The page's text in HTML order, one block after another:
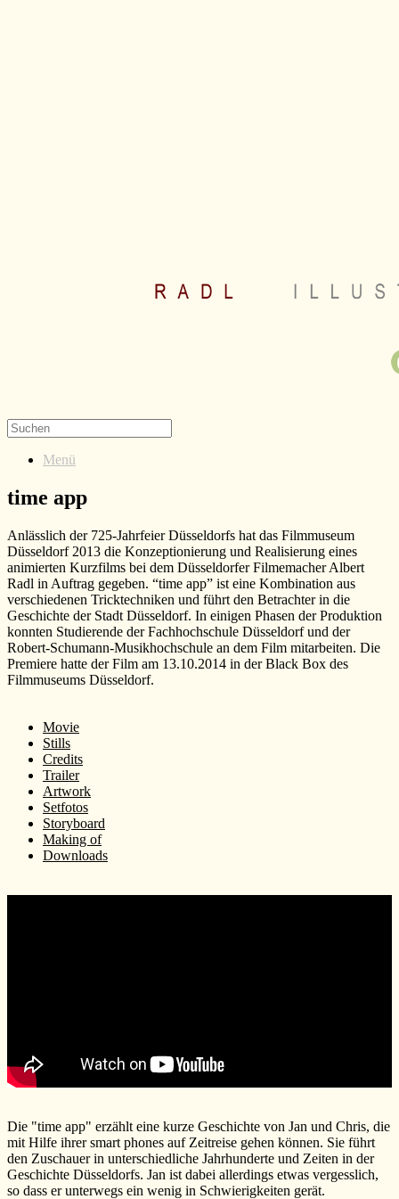
Menü
time app
Anlässlich der 725-Jahrfeier Düsseldorfs hat das Filmmuseum
Düsseldorf 2013 die Konzeptionierung und Realisierung eines
animierten Kurzfilms bei dem Düsseldorfer Filmemacher Albert
Radl in Auftrag gegeben. “time app” ist eine Kombination aus
verschiedenen Tricktechniken und führt den Betrachter in die
Geschichte der Stadt Düsseldorf. In einigen Phasen der Produktion
konnten Studierende der Fachhochschule Düsseldorf und der
Robert-Schumann-Musikhochschule an dem Film mitarbeiten. Die
Premiere hatte der Film am 13.10.2014 in der Black Box des
Filmmuseums Düsseldorf.
Movie
Stills
Credits
Trailer
Artwork
Setfotos
Storyboard
Making of
Downloads
Die "time app" erzählt eine kurze Geschichte von Jan und Chris, die
mit Hilfe ihrer smart phones auf Zeitreise gehen können. Sie führt
den Zuschauer in unterschiedliche Jahrhunderte und Zeiten in der
Geschichte Düsseldorfs. Jan ist dabei allerdings etwas vergesslich,
so dass er unterwegs ein wenig in Schwierigkeiten gerät.